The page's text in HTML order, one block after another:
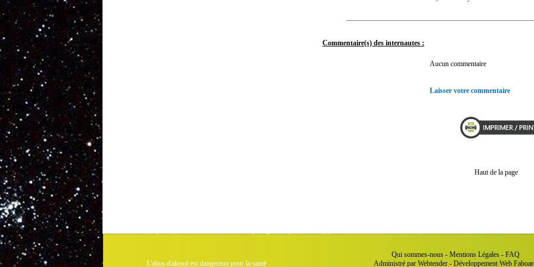
Commentaire(s) des internautes :
Aucun commentaire
Laisser votre commentaire
Haut de la page
L'abus d'alcool est dangereux pour la santé
Qui sommes-nous- Mentions Légales- FAQ
Administré par Webtender - Développement Web